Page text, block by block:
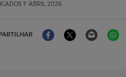
1º ABRIL 2026
FacebookTwitter Email